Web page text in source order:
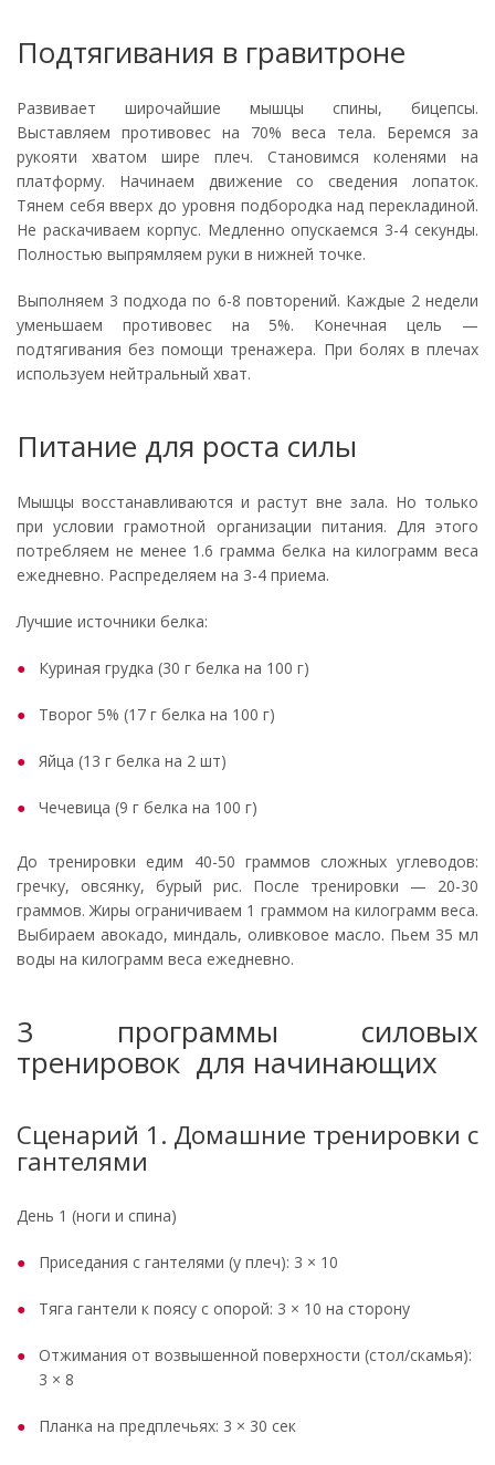
Подтягивания в гравитроне
Развивает широчайшие мышцы спины, бицепсы.
Выставляем противовес на 70% веса тела. Беремся за
рукояти хватом шире плеч. Становимся коленями на
платформу. Начинаем движение со сведения лопаток.
Тянем себя вверх до уровня подбородка над перекладиной.
Не раскачиваем корпус. Медленно опускаемся 3-4 секунды.
Полностью выпрямляем руки в нижней точке.
Выполняем 3 подхода по 6-8 повторений. Каждые 2 недели
уменьшаем противовес на 5%. Конечная цель —
подтягивания без помощи тренажера. При болях в плечах
используем нейтральный хват.
Питание для роста силы
Мышцы восстанавливаются и растут вне зала. Но только
при условии грамотной организации питания. Для этого
потребляем не менее 1.6 грамма белка на килограмм веса
ежедневно. Распределяем на 3-4 приема.
Лучшие источники белка:
Куриная грудка (30 г белка на 100 г)
Творог 5% (17 г белка на 100 г)
Яйца (13 г белка на 2 шт)
Чечевица (9 г белка на 100 г)
До тренировки едим 40-50 граммов сложных углеводов:
гречку, овсянку, бурый рис. После тренировки — 20-30
граммов. Жиры ограничиваем 1 граммом на килограмм веса.
Выбираем авокадо, миндаль, оливковое масло. Пьем 35 мл
воды на килограмм веса ежедневно.
3 программы силовых
тренировок для начинающих
Сценарий 1. Домашние тренировки с
гантелями
День 1 (ноги и спина)
Приседания с гантелями (у плеч): 3 × 10
Тяга гантели к поясу с опорой: 3 × 10 на сторону
Отжимания от возвышенной поверхности (стол/скамья):
3 × 8
Планка на предплечьях: 3 × 30 сек